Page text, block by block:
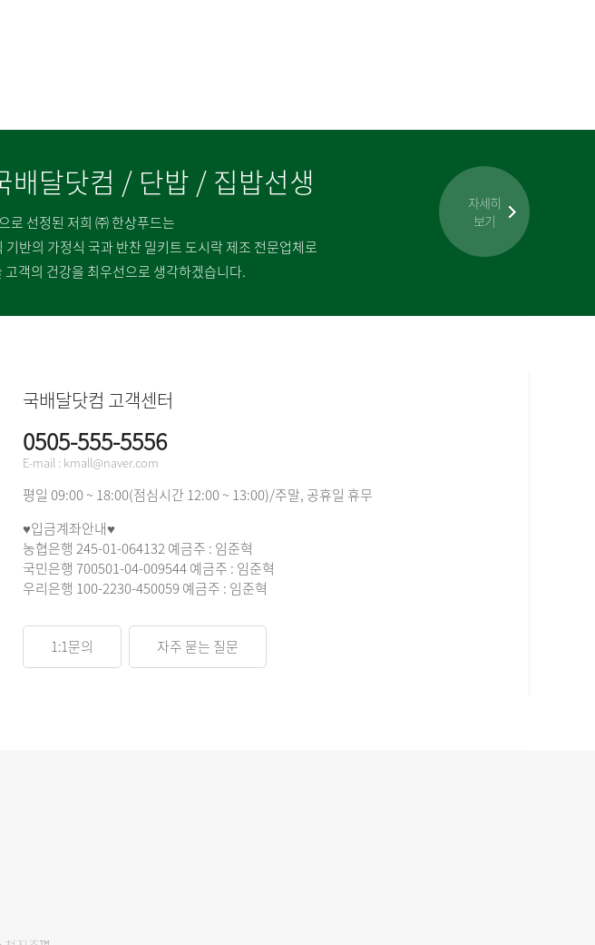
배달닷컴 / 단밥 / 집밥선생
로 선정된 저희 ㈜ 한상푸드는
반의 가정식 국과 반찬 밀키트 도시락 제조 전문업체로
객의 건강을 최우선으로 생각하겠습니다.
자세히
보기
국배달닷컴 고객센터
0505-555-5556
E-mail : kmall@naver.com
평일 09:00 ~ 18:00(점심시간 12:00 ~ 13:00)/주말, 공휴일 휴무
♥입금계좌안내♥
농협은행 245-01-064132 예금주 : 임준혁
국민은행 700501-04-009544 예금주 : 임준혁
우리은행 100-2230-450059 예금주 : 임준혁
1:1문의 자주 묻는 질문